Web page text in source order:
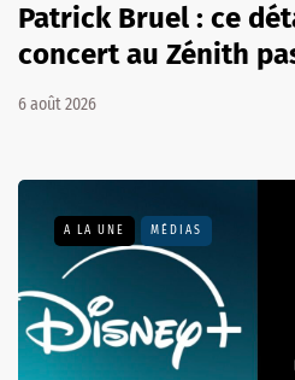
Patrick Bruel : ce
concert au Zénith
6 août 2026
A LA UNE MÉDIAS